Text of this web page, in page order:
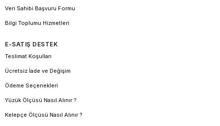
Veri Sahibi Başvuru Formu
Bilgi Toplumu Hizmetleri
E-SATIŞ DESTEK
Teslimat Koşulları
Ücretsiz İade ve Değişim
Ödeme Seçenekleri
Yüzük Ölçüsü Nasıl Alınır ?
Kelepçe Ölçüsü Nasıl Alınır ?